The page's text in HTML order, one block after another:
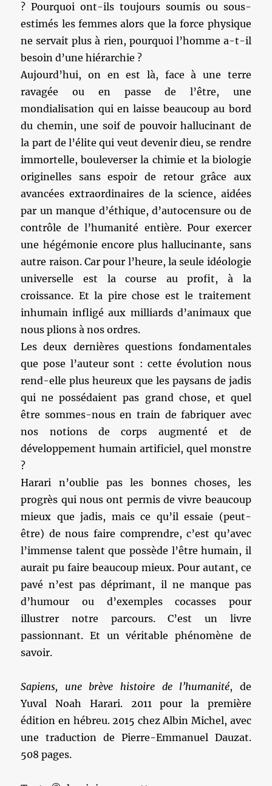
? Pourquoi ont-ils toujours soumis ou sous-
estimés les femmes alors que la force physique
ne servait plus à rien, pourquoi l’homme a-t-il
besoin d’une hiérarchie ?
Aujourd’hui, on en est là, face à une terre
ravagée ou en passe de l’être, une
mondialisation qui en laisse beaucoup au bord
du chemin, une soif de pouvoir hallucinant de
la part de l’élite qui veut devenir dieu, se rendre
immortelle, bouleverser la chimie et la biologie
originelles sans espoir de retour grâce aux
avancées extraordinaires de la science, aidées
par un manque d’éthique, d’autocensure ou de
contrôle de l’humanité entière. Pour exercer
une hégémonie encore plus hallucinante, sans
autre raison. Car pour l’heure, la seule idéologie
universelle est la course au profit, à la
croissance. Et la pire chose est le traitement
inhumain infligé aux milliards d’animaux que
nous plions à nos ordres.
Les deux dernières questions fondamentales
que pose l’auteur sont : cette évolution nous
rend-elle plus heureux que les paysans de jadis
qui ne possédaient pas grand chose, et quel
être sommes-nous en train de fabriquer avec
nos notions de corps augmenté et de
développement humain artificiel, quel monstre
?
Harari n’oublie pas les bonnes choses, les
progrès qui nous ont permis de vivre beaucoup
mieux que jadis, mais ce qu’il essaie (peut-
être) de nous faire comprendre, c’est qu’avec
l’immense talent que possède l’être humain, il
aurait pu faire beaucoup mieux. Pour autant, ce
pavé n’est pas déprimant, il ne manque pas
d’humour ou d’exemples cocasses pour
illustrer notre parcours. C’est un livre
passionnant. Et un véritable phénomène de
savoir.
Sapiens, une brève histoire de l’humanité, de
Yuval Noah Harari. 2011 pour la première
édition en hébreu. 2015 chez Albin Michel, avec
une traduction de Pierre-Emmanuel Dauzat.
508 pages.